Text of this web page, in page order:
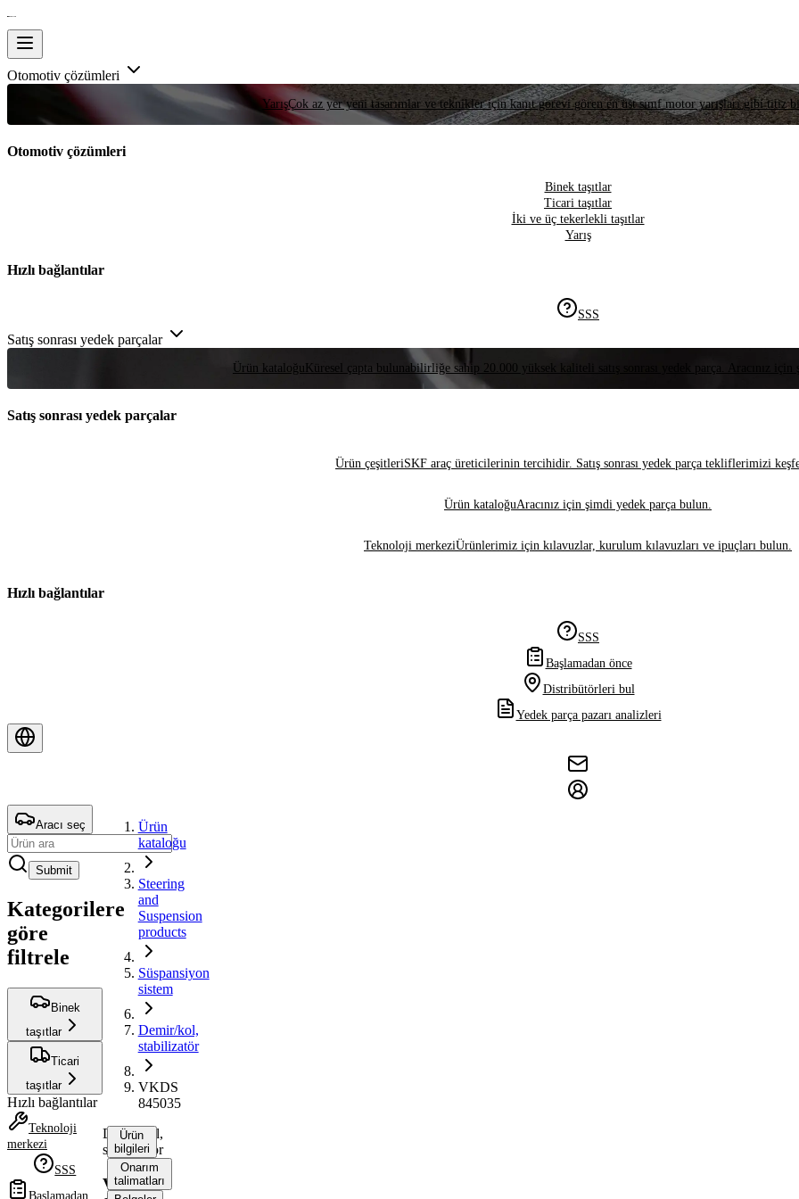
Otomotiv çözümleri
YarışÇok az yer yeni tasarımlar ve teknikler için kanıt görevi gören en üst sınıf motor yarışları gibi titiz
Otomotiv çözümleri
Binek taşıtlar
Ticari taşıtlar
İki ve üç tekerlekli taşıtlar
Yarış
Hızlı bağlantılar
SSS
Satış sonrası yedek parçalar
Ürün kataloğu Küresel çapta bulunabilirliğe sahip 20.000 yüksek kaliteli satış sonrası yedek parça. Aracınız
Satış sonrası yedek parçalar
Ürün çeşitleriSKF araç üreticilerinin tercihidir. Satış sonrası yedek parça tekliflerimizi
Ürün kataloğuAracınız için şimdi yedek parça bulun.
Teknoloji merkeziÜrünlerimiz için kılavuzlar, kurulum kılavuzları ve ipuçları bulun.
Hızlı bağlantılar
SSS
Başlamadan önce
Distribütörleri bul
Yedek parça pazarı analizleri
Aracı seç
Submit
Kategorilere
göre
filtrele
Binek
taşıtlar
Ticari
taşıtlar
Hızlı bağlantılar
Teknoloji
merkezi
SSS
Başlamadan
Ürün
kataloğu
Steering
and
Suspension
products
Süspansiyon
sistem
Demir/kol,
stabilizatör
VKDS
845035
Demir/kol,
stabilizatör
VKDS
Ürün
bilgileri
Onarım
talimatları